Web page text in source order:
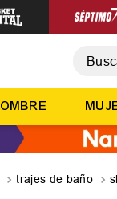
trajes de baño